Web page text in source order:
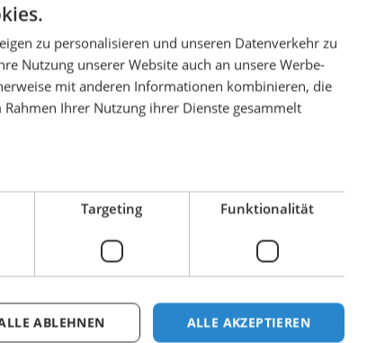
zu personalisieren und unseren Datenverkehr zu
Nutzung unserer Website auch an unsere Werbe-
mit anderen Informationen kombinieren, die
Ihrer Nutzung ihrer Dienste gesammelt
Targeting Funktionalität
ALLE AKZEPTIEREN
ABLEHNEN